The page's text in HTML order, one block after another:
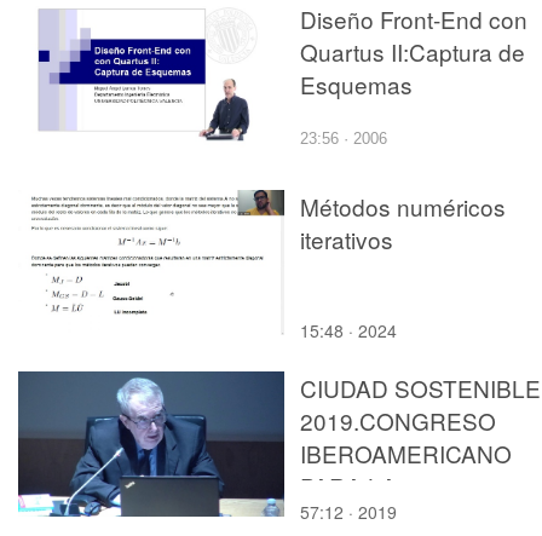
Diseño Front-End con
Quartus II:Captura de
Esquemas
23:56 · 2006
Métodos numéricos
iterativos
15:48 · 2024
CIUDAD SOSTENIBLE
2019.CONGRESO
IBEROAMERICANO
PARA LA
FUNDAMENTACIÓN Y
57:12 · 2019